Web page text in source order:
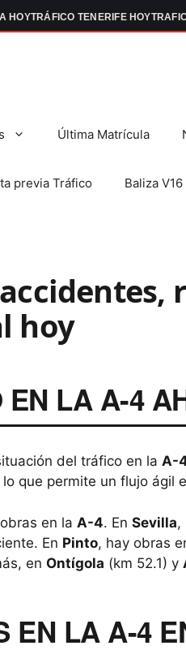
TENERIFE HOYTRAFICO LAS
Última Matrícula
previa Tráfico Baliza
hoy
LA A-4
del tráfico en la A-
que permite un flujo ágil
en la A-4. En Sevilla,
En Pinto, hay obras
en Ontígola (km 52.1) y
EN LA A-4